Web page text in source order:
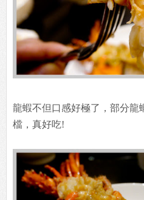
龍蝦不但口感好極了，部分龍
檔，真好吃!